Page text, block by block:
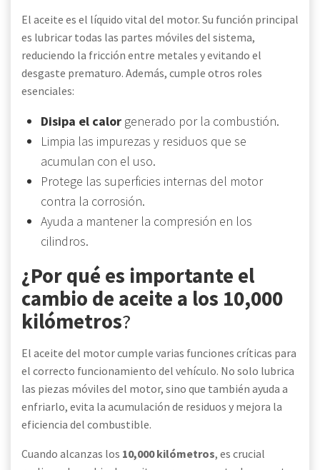
El aceite es el líquido vital del motor. Su función principal
es lubricar todas las partes móviles del sistema,
reduciendo la fricción entre metales y evitando el
desgaste prematuro. Además, cumple otros roles
esenciales:
Disipa el calor generado por la combustión.
Limpia las impurezas y residuos que se
acumulan con el uso.
Protege las superficies internas del motor
contra la corrosión.
Ayuda a mantener la compresión en los
cilindros.
¿Por qué es importante el
cambio de aceite a los 10,000
kilómetros?
El aceite del motor cumple varias funciones críticas para
el correcto funcionamiento del vehículo. No solo lubrica
las piezas móviles del motor, sino que también ayuda a
enfriarlo, evita la acumulación de residuos y mejora la
eficiencia del combustible.
Cuando alcanzas los 10,000 kilómetros, es crucial